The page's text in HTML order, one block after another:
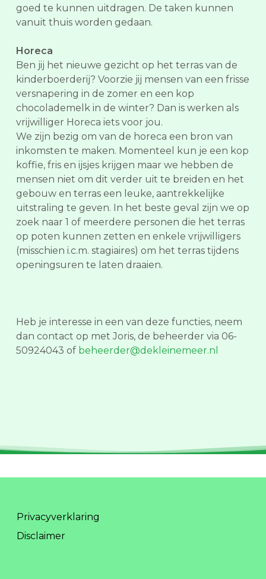
goed te kunnen uitdragen. De taken kunnen
vanuit thuis worden gedaan.
Horeca
Ben jij het nieuwe gezicht op het terras van de
kinderboerderij? Voorzie jij mensen van een frisse
versnapering in de zomer en een kop
chocolademelk in de winter? Dan is werken als
vrijwilliger Horeca iets voor jou.
We zijn bezig om van de horeca een bron van
inkomsten te maken. Momenteel kun je een kop
koffie, fris en ijsjes krijgen maar we hebben de
mensen niet om dit verder uit te breiden en het
gebouw en terras een leuke, aantrekkelijke
uitstraling te geven. In het beste geval zijn we op
zoek naar 1 of meerdere personen die het terras
op poten kunnen zetten en enkele vrijwilligers
(misschien i.c.m. stagiaires) om het terras tijdens
openingsuren te laten draaien.
Heb je interesse in een van deze functies, neem
dan contact op met Joris, de beheerder via 06-
50924043 of beheerder@dekleinemeer.nl
Privacyverklaring
Disclaimer